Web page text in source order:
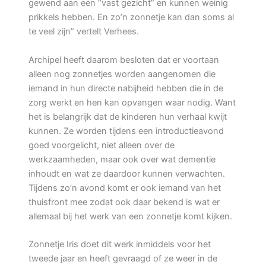
gewend aan een “vast gezicht” en kunnen weinig
prikkels hebben. En zo’n zonnetje kan dan soms al
te veel zijn” vertelt Verhees.
Archipel heeft daarom besloten dat er voortaan
alleen nog zonnetjes worden aangenomen die
iemand in hun directe nabijheid hebben die in de
zorg werkt en hen kan opvangen waar nodig. Want
het is belangrijk dat de kinderen hun verhaal kwijt
kunnen. Ze worden tijdens een introductieavond
goed voorgelicht, niet alleen over de
werkzaamheden, maar ook over wat dementie
inhoudt en wat ze daardoor kunnen verwachten.
Tijdens zo’n avond komt er ook iemand van het
thuisfront mee zodat ook daar bekend is wat er
allemaal bij het werk van een zonnetje komt kijken.
Zonnetje Iris doet dit werk inmiddels voor het
tweede jaar en heeft gevraagd of ze weer in de